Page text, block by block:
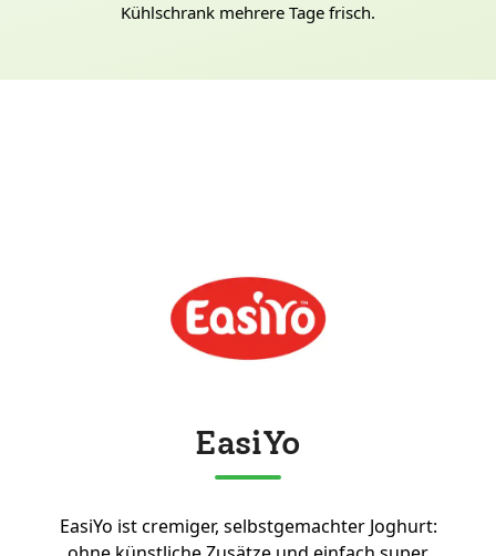
Kühlschrank mehrere Tage frisch.
EasiYo
EasiYo ist cremiger, selbstgemachter Joghurt: